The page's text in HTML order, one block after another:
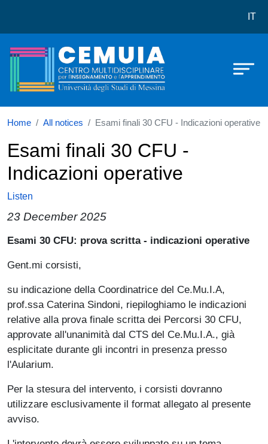
IT
Home All notices Esami finali 30 CFU - Indicazioni operative
Esami finali 30 CFU -
Indicazioni operative
Listen
23 December 2025
Paragrafo
Esami 30 CFU: prova scritta - indicazioni operative
Gent.mi corsisti,
su indicazione della Coordinatrice del Ce.Mu.I.A,
prof.ssa Caterina Sindoni, riepiloghiamo le indicazioni
relative alla prova finale scritta dei Percorsi 30 CFU,
approvate all'unanimità dal CTS del Ce.Mu.I.A., già
esplicitate durante gli incontri in presenza presso
l'Aularium.
Per la stesura del intervento, i corsisti dovranno
utilizzare esclusivamente il format allegato al presente
avviso.